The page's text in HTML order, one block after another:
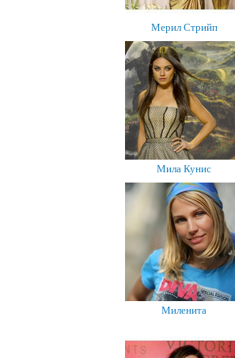
Мерил Стрийп
Мила Кунис
Миленита